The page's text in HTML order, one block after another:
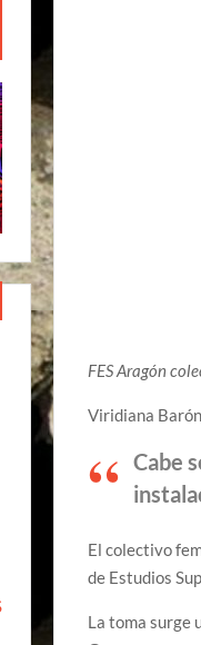
FES Aragón
Viridiana
Cabe
El colectivo
de Estudios
La toma surge